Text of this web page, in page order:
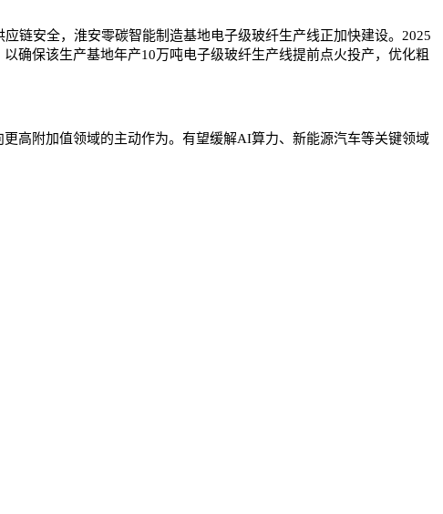
安全，淮安零碳智能制造基地电子级玻纤生产线正加快建设。2025
确保该生产基地年产10万吨电子级玻纤生产线提前点火投产，优化粗
附加值领域的主动作为。有望缓解AI算力、新能源汽车等关键领域